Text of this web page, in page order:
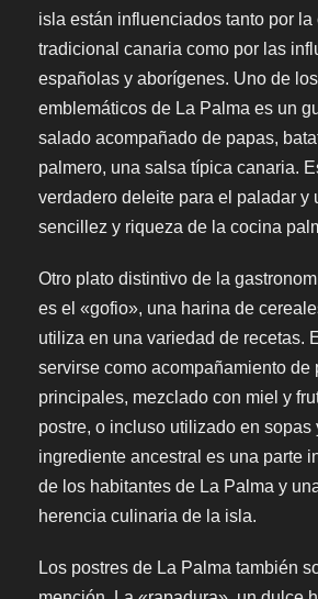
isla están influenciados tanto por la
tradicional canaria como por las
españolas y aborígenes. Uno de
emblemáticos de La Palma es un
salado acompañado de papas,
palmero, una salsa típica canaria.
verdadero deleite para el paladar y
sencillez y riqueza de la cocina
Otro plato distintivo de la
es el «gofio», una harina de
utiliza en una variedad de recetas.
servirse como acompañamiento de
principales, mezclado con miel y
postre, o incluso utilizado en sopas
ingrediente ancestral es una parte
de los habitantes de La Palma y
herencia culinaria de la isla.
Los postres de La Palma también